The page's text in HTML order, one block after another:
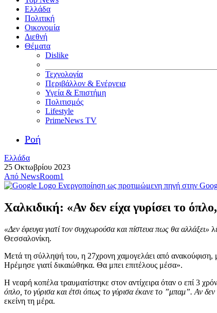
Ελλάδα
Πολιτική
Οικονομία
Διεθνή
Θέματα
Dislike
Τεχνολογία
Περιβάλλον & Ενέργεια
Υγεία & Επιστήμη
Πολιτισμός
Lifestyle
PrimeNews TV
Ροή
Ελλάδα
25 Οκτωβρίου 2023
Από NewsRoom1
Ενεργοποίηση ως προτιμώμενη πηγή στην
Χαλκιδική: «Αν δεν είχα γυρίσει το
«Δεν έφευγα γιατί τον συγχωρούσα και πίστευα πως θα αλλάξει»
Θεσσαλονίκη.
Μετά τη σύλληψή του, η 27χρονη χαμογελάει από ανακούφιση,
Ηρέμησε γιατί δικαιώθηκα. Θα μπει επιτέλους μέσα».
Η νεαρή κοπέλα τραυματίστηκε στον αντίχειρα όταν ο επί 3
όπλο, το γύρισα και έτσι όπως το γύρισα έκανε το ”μπαμ”. Αν
εκείνη τη μέρα.